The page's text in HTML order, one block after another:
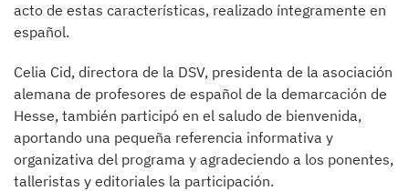
acto de estas características, realizado íntegramente en
español.
Celia Cid, directora de la DSV, presidenta de la asociación
alemana de profesores de español de la demarcación de
Hesse, también participó en el saludo de bienvenida,
aportando una pequeña referencia informativa y
organizativa del programa y agradeciendo a los ponentes,
talleristas y editoriales la participación.